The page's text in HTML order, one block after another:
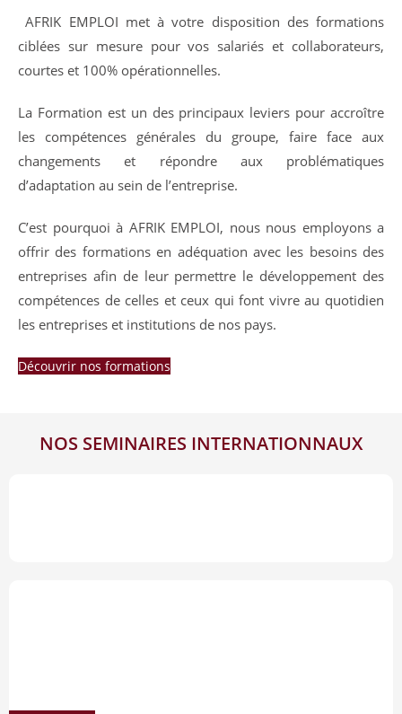
AFRIK EMPLOI met à votre disposition des formations
ciblées sur mesure pour vos salariés et collaborateurs,
courtes et 100% opérationnelles.
La Formation est un des principaux leviers pour accroître
les compétences générales du groupe, faire face aux
changements et répondre aux problématiques
d’adaptation au sein de l’entreprise.
C’est pourquoi à AFRIK EMPLOI, nous nous employons a
offrir des formations en adéquation avec les besoins des
entreprises afin de leur permettre le développement des
compétences de celles et ceux qui font vivre au quotidien
les entreprises et institutions de nos pays.
Découvrir nos formations
NOS SEMINAIRES INTERNATIONNAUX